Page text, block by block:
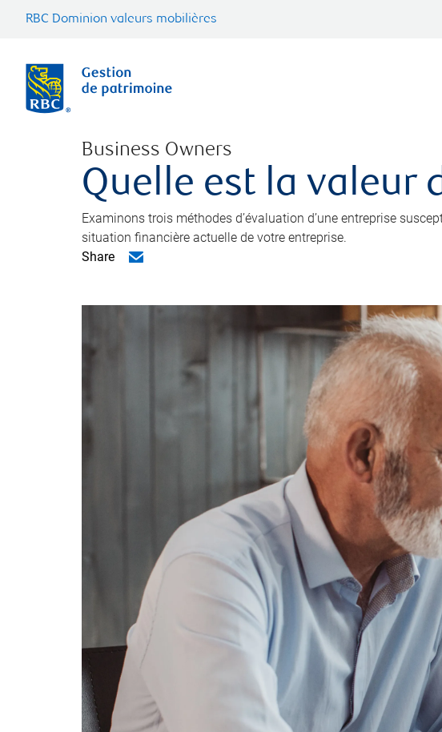
RBC Dominion valeurs mobilières
Business Owners
Quelle est la valeur
Examinons trois méthodes d’évaluation d’une entreprise
situation financière actuelle de votre entreprise.
Share